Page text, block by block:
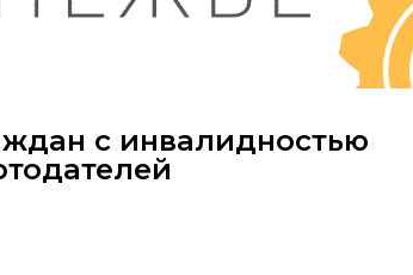
с инвалидностью